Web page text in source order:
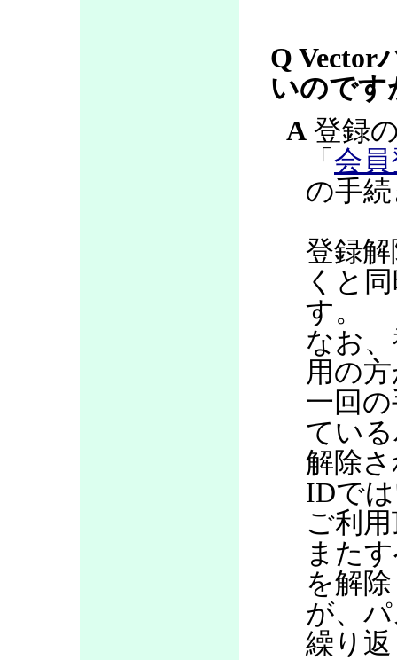
Q Vector
いのです
A 登録
「 会
の手
登録
くと
す。
なお
用の
一回
てい
解除
IDで
ご利
また
を解
が、
繰り